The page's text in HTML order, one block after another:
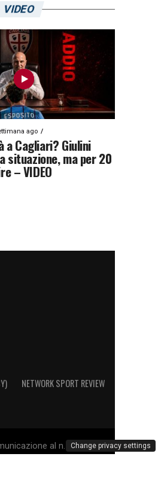
VIDEO
ago
a Cagliari? Giulini
situazione, ma per 20
– VIDEO
NETWORK SPORT REVIEW
al n. 26692 – PI
Change privacy settings